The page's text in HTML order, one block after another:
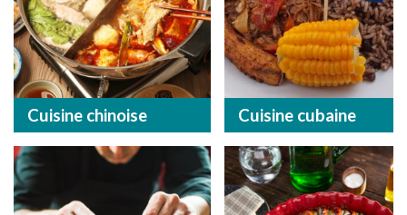
Cuisine chinoise Cuisine cubaine